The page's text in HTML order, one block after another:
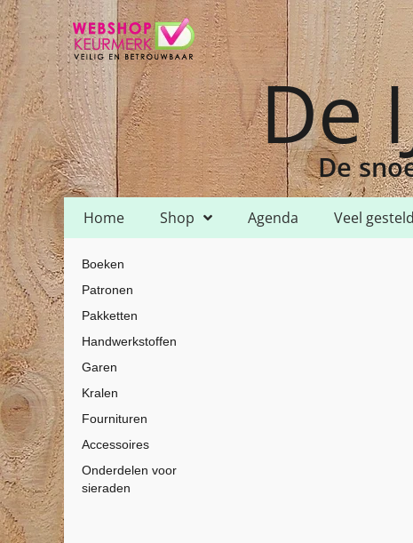
De
De
Home Shop Agenda Veel
Boeken
Patronen
Pakketten
Handwerkstoffen
Garen
Kralen
Fournituren
Accessoires
Onderdelen voor
sieraden